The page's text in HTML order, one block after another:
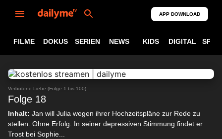
APP DOWNLOAD
FILME DOKUS SERIEN NEWS KIDS DIGITAL
Verbotene Liebe (Folge 1 bis 100)
Folge 18
Inhalt: Jan will Julia wegen ihrer Hochzeitspläne zur Rede zu
stellen. Ohne Erfolg. In seiner depressiven Stimmung findet er
Trost bei Sophie...